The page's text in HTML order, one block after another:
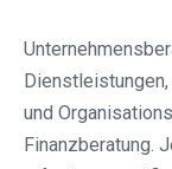
und
Finanzberatung.